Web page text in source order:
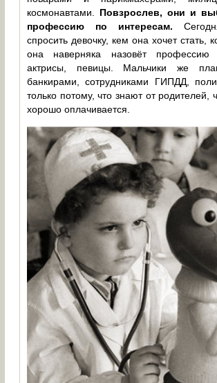
космонавтами. Повзрослев, они и
профессию по интересам.
спросить девочку, кем она хочет стать,
она наверняка назовёт профессию
актрисы, певицы. Мальчики же
банкирами, сотрудниками ГИПДД,
только потому, что знают от родителей,
хорошо оплачивается.